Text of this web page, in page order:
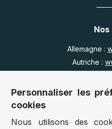
Allemagne :
Autriche :
Royaume Uni :
Accès
Personnaliser les
cookies
Nous utilisons des